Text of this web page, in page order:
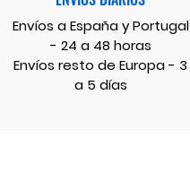
Envíos a España y Portugal
- 24 a 48 horas
Envíos resto de Europa - 3
a 5 días